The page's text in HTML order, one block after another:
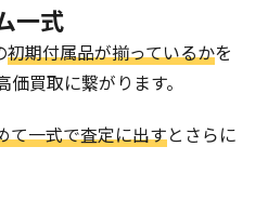
一式
初期付属品が揃っているかを
買取に繋がります。
て一式で査定に出すとさらに